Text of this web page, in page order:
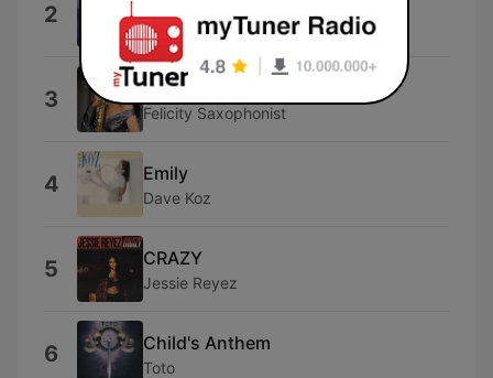
2 Mike Oldfield
3 Wonderful Life
Felicity Saxophonist
4 Emily
Dave Koz
5 CRAZY
Jessie Reyez
6 Child's Anthem
Toto